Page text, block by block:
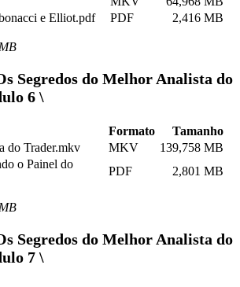
e Elliot.pdf
PDF 2,416 MB
Segredos do Melhor Analista do
6 \
Formato
Tamanho
do Trader.mkv
MKV
139,758 MB
o Painel do
PDF 2,801 MB
Segredos do Melhor Analista do
7 \